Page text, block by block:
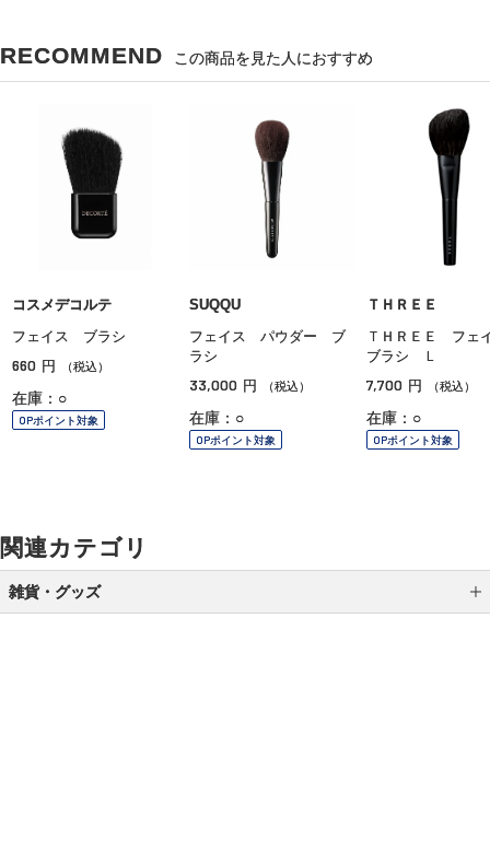
RECOMMEND この商品を見た人におすすめ
コスメデコルテ
フェイス ブラシ
660 円 （税込）
在庫：○
OPポイント対象
SUQQU
フェイス パウダー ブ
ラシ
33,000 円 （税込）
在庫：○
OPポイント対象
ＴＨＲＥＥ
ＴＨＲＥＥ フ
ブラシ Ｌ
7,700 円 （税込）
在庫：○
OPポイント対象
関連カテゴリ
雑貨・グッズ